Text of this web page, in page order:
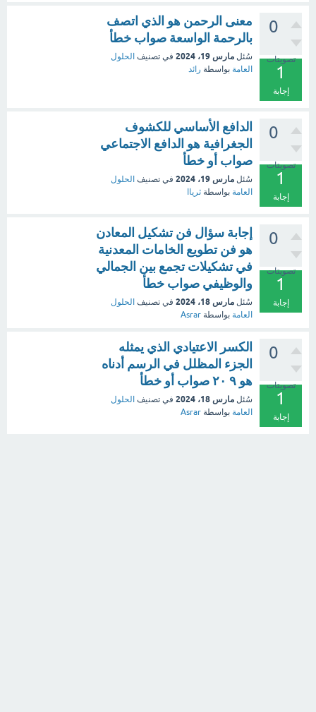
0
تصويتات
1
إجابة
معنى الرحمن هو الذي اتصف
بالرحمة الواسعة صواب خطأ
سُئل مارس 19، 2024 في تصنيف الحلول
العامة بواسطة رائد
0
تصويتات
1
إجابة
الدافع الأساسي للكشوف
الجغرافية هو الدافع الاجتماعي
صواب أو خطأ
سُئل مارس 19، 2024 في تصنيف الحلول
العامة بواسطة ثرياا
0
تصويتات
1
إجابة
إجابة سؤال فن تشكيل المعادن
هو فن تطويع الخامات المعدنية
في تشكيلات تجمع بين الجمالي
والوظيفي صواب خطأ
سُئل مارس 18، 2024 في تصنيف الحلول
العامة بواسطة Asrar
0
تصويتات
1
إجابة
الكسر الاعتيادي الذي يمثله
الجزء المظلل في الرسم أدناه
هو ٩ ٢٠ صواب أو خطأ
سُئل مارس 18، 2024 في تصنيف الحلول
العامة بواسطة Asrar